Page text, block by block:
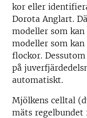
kor eller
Dorota Anglart.
modeller som
modeller som
flockor.
på
automatiskt.
Mjölkens celltal
mäts